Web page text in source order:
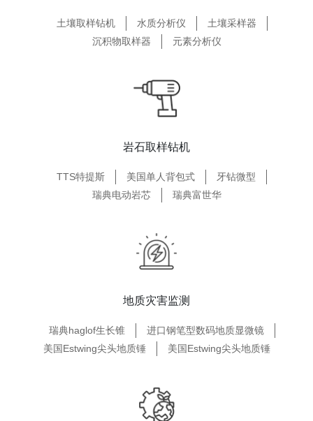
土壤取样钻机 水质分析仪
土壤采样器
沉积物取样器
元素分析仪
岩石取样钻机
TTS特提斯 美国单人背包式
牙钻微型
瑞典电动岩芯
瑞典富世华
地质灾害监测
瑞典haglof生长锥
进口钢笔型数码地质显微镜
美国Estwing尖头地质锤
美国Estwing尖头地质锤